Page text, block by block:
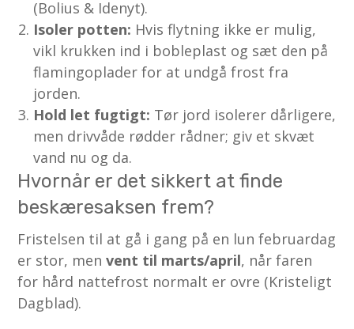
(Bolius & Idenyt).
Isoler potten: Hvis flytning ikke er mulig,
vikl krukken ind i bobleplast og sæt den på
flamingoplader for at undgå frost fra
jorden.
Hold let fugtigt: Tør jord isolerer dårligere,
men drivvåde rødder rådner; giv et skvæt
vand nu og da.
Hvornår er det sikkert at finde
beskæresaksen frem?
Fristelsen til at gå i gang på en lun februardag
er stor, menvent til marts/april, når faren
for hård nattefrost normalt er ovre (Kristeligt
Dagblad).